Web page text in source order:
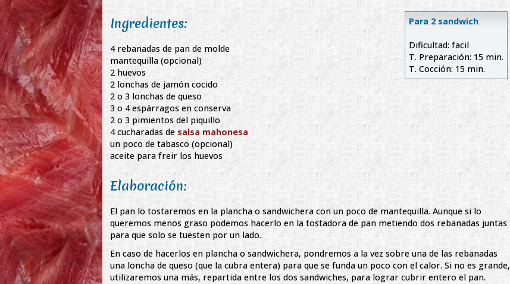
Para 2 sandwich
Dificultad: facil
T. Preparación: 15 min.
T. Cocción: 15 min.
Ingredientes:
4 rebanadas de pan de molde
mantequilla (opcional)
2 huevos
2 lonchas de jamón cocido
2 o 3 lonchas de queso
3 o 4 espárragos en conserva
2 o 3 pimientos del piquillo
4 cucharadas de salsa mahonesa
un poco de tabasco (opcional)
aceite para freir los huevos
Elaboración:
El pan lo tostaremos en la plancha o sandwichera con un poco de mantequilla. Aunque si lo
queremos menos graso podemos hacerlo en la tostadora de pan metiendo dos rebanadas juntas
para que solo se tuesten por un lado.
En caso de hacerlos en plancha o sandwichera, pondremos a la vez sobre una de las rebanadas
una loncha de queso (que la cubra entera) para que se funda un poco con el calor. Si no es grande,
utilizaremos una más, repartida entre los dos sandwiches, para lograr cubrir entero el pan.